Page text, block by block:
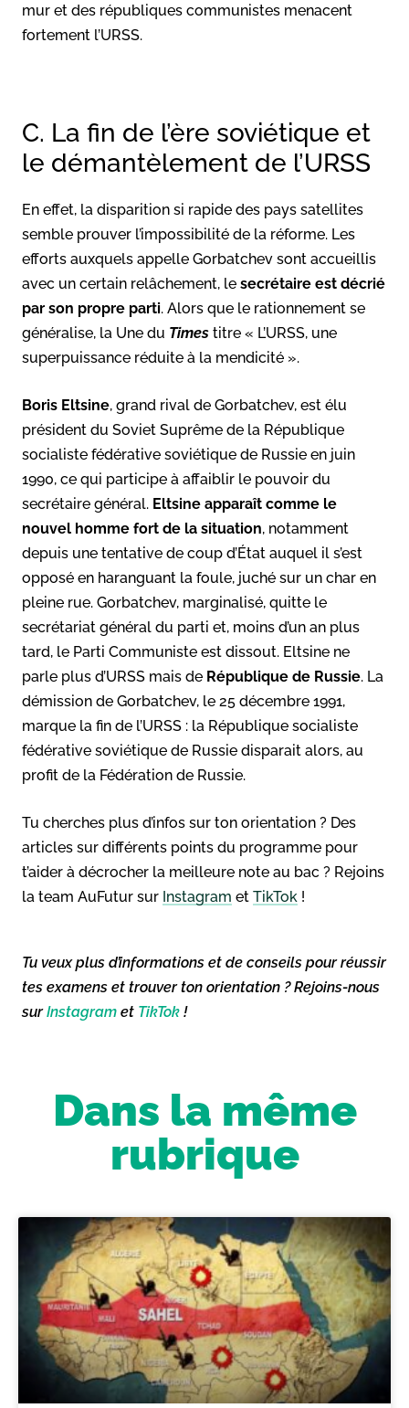
mur et des républiques communistes menacent
fortement l’URSS.
C. La fin de l’ère soviétique et
le démantèlement de l’URSS
En effet, la disparition si rapide des pays satellites
semble prouver l’impossibilité de la réforme. Les
efforts auxquels appelle Gorbatchev sont accueillis
avec un certain relâchement, le secrétaire est décrié
par son propre parti. Alors que le rationnement se
généralise, la Une du Times titre « L’URSS, une
superpuissance réduite à la mendicité ».
Boris Eltsine, grand rival de Gorbatchev, est élu
président du Soviet Suprême de la République
socialiste fédérative soviétique de Russie en juin
1990, ce qui participe à affaiblir le pouvoir du
secrétaire général. Eltsine apparaît comme le
nouvel homme fort de la situation, notamment
depuis une tentative de coup d’État auquel il s’est
opposé en haranguant la foule, juché sur un char en
pleine rue. Gorbatchev, marginalisé, quitte le
secrétariat général du parti et, moins d’un an plus
tard, le Parti Communiste est dissout. Eltsine ne
parle plus d’URSS mais de République de Russie. La
démission de Gorbatchev, le 25 décembre 1991,
marque la fin de l’URSS : la République socialiste
fédérative soviétique de Russie disparait alors, au
profit de la Fédération de Russie.
Tu cherches plus d’infos sur ton orientation ? Des
articles sur différents points du programme pour
t’aider à décrocher la meilleure note au bac ? Rejoins
la team AuFutur sur Instagram et TikTok !
Tu veux plus d’informations et de conseils pour réussir
tes examens et trouver ton orientation ? Rejoins-nous
surInstagram et TikTok !
Dans la même
rubrique